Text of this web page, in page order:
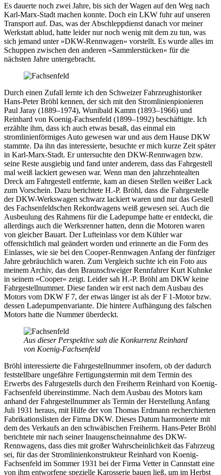
Es dauerte noch zwei Jahre, bis sich der Wagen auf den Weg nach
Karl-Marx-Stadt machen konnte. Doch ein LKW fuhr auf unseren
Transport auf. Das, was der Abschleppdienst danach vor meiner
Werkstatt ablud, hatte leider nur noch wenig mit dem zu tun, was
sich jemand unter »DKW-Rennwagen« vorstellt. Es wurde alles im
Schuppen zwischen den anderen »Sammlerstücken« für die
nächsten Jahre untergebracht.
Durch einen Zufall lernte ich den Schweizer Fahrzeughistoriker
Hans-Peter Bröhl kennen, der sich mit den Stromlinienpio­nieren
Paul Jaray (1889–1974), Wunibald Kamm (1893–1966) und
Reinhard von Koenig-Fachsenfeld (1899–1992) beschäftigte. Ich
erzählte ihm, dass ich auch etwas besaß, das einmal ein
stromlinienförmiges Auto gewesen war und aus dem Hause DKW
stammte. Da ihn das interessierte, besuchte er mich kurze Zeit später
in Karl-Marx-Stadt. Er untersuchte den DKW-Rennwagen bzw.
seine Reste ausgiebig und fand unter anderem, dass das Fahrgestell
mal weiß lackiert gewesen war. Wenn man den jahrzehntealten
Dreck am Fahrgestell entfernte, kam an diesen Stellen weißer Lack
zum Vorschein. Dazu berichtete H.-P. Bröhl, dass die Fahrgestelle
der DKW-Werkswagen schwarz lackiert waren und nur das Gestell
des Fachsenfeldschen Rekordwagens weiß gewesen sei. Auch die
Ausbeulung des Rahmens für die Ladepumpe hatte er entdeckt, die
allerdings auch die Werksrenner hatten, denn die Motoren waren
von gleicher Bauart. Der Lufteinlass vor dem Kühler war
offensichtlich mal geändert worden und erinnerte an die Form des
Einlasses, wie sie bei den Cooper-Rennwagen Anfang der fünfziger
Jahre gebräuchlich waren. Zum Vergleich suchte ich ein Foto aus
meinem Archiv, das den Braunschweiger Rennfahrer Kurt Kuhnke
in seinem »Cooper« zeigt. Leider sah H.-P. Bröhl am DKW keine
Fahrgestellnummer. Diese fanden wir erst nach dem Ausbau des
Motors vom DKW F 7, der etwas länger ist als der F 1-Motor bzw.
dessen Ladepumpenvariante. Die hintere Aufhängung des falschen
Motors hatte die Nummer überdeckt.
Aus dieser Perspektive sah die Konkurrenz Reinhard
von Koenig-Fachsenfeld
Bröhl interessierte die Fahrgestellnummer insofern, ob der dadurch
feststellbare ungefähre Fertigungstermin mit dem Termin des
Erwerbs des Fahrgestells durch den Freiherrn Reinhard von Koenig-
Fachsenfeld übereinstimme. Nach dem Ausbau des Motors kam
anhand der Fahrgestellnummer als Termin der Herstellung Anfang
Juli 1931 heraus, mit Hilfe der von Thomas Erdmann recherchierten
Fabrikationslisten der Firma DKW. Dieses Datum harmonierte mit
dem des Verkaufs an den schwäbischen Freiherrn. Hans-Peter Bröhl
berichtete mir nach seiner Inaugenscheinnahme des DKW-
Rennwagens, dass dies mit großer Wahrscheinlichkeit das Fahrzeug
sei, für das der Stromlinienkonstrukteur Reinhard von Koenig-
Fachsenfeld im Sommer 1931 bei der Firma Vetter in Cannstatt eine
von ihm entworfene spezielle Karosserie bauen ließ, um im Herbst